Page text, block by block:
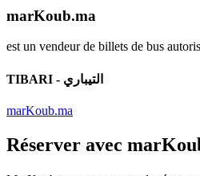
marKoub.ma
est un vendeur de billets de bus
TIBARI - التيباري
marKoub.ma
Réserver avec